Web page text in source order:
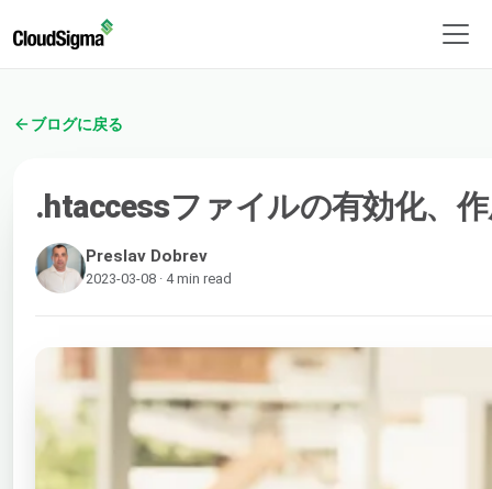
ブログに戻る
.htaccessファイルの有効化、
Preslav Dobrev
2023-03-08 · 4 min read